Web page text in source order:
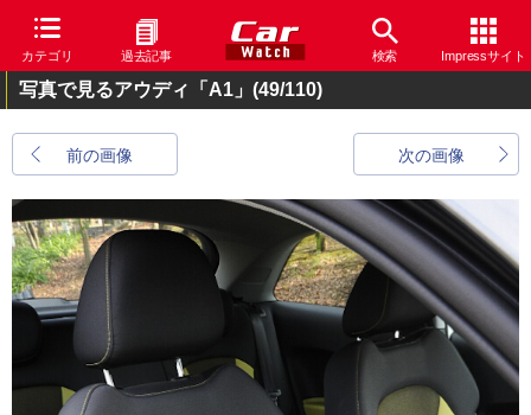
カテゴリ 過去記事 検索 Impressサイト
写真で見るアウディ「A1」 (49/110)
前の画像 次の画像